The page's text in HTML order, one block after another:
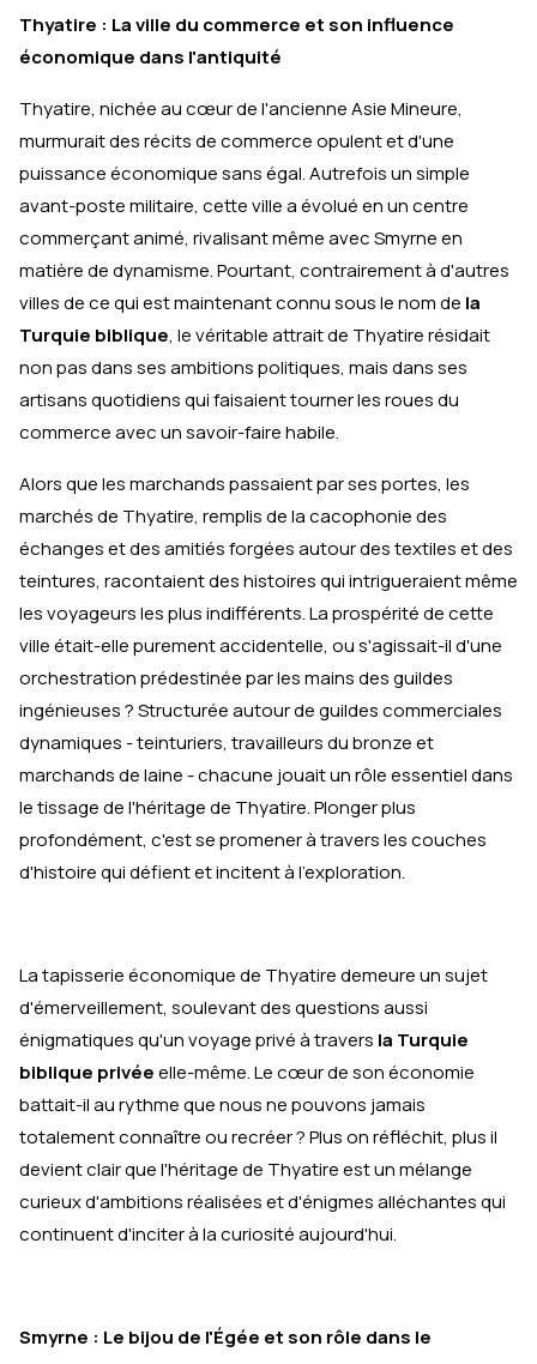
Thyatire : La ville du commerce et son influence
économique dans l'antiquité
Thyatire, nichée au cœur de l'ancienne Asie Mineure,
murmurait des récits de commerce opulent et d'une
puissance économique sans égal. Autrefois un simple
avant-poste militaire, cette ville a évolué en un centre
commerçant animé, rivalisant même avec Smyrne en
matière de dynamisme. Pourtant, contrairement à d'autres
villes de ce qui est maintenant connu sous le nom de la
Turquie biblique, le véritable attrait de Thyatire résidait
non pas dans ses ambitions politiques, mais dans ses
artisans quotidiens qui faisaient tourner les roues du
commerce avec un savoir-faire habile.
Alors que les marchands passaient par ses portes, les
marchés de Thyatire, remplis de la cacophonie des
échanges et des amitiés forgées autour des textiles et des
teintures, racontaient des histoires qui intrigueraient même
les voyageurs les plus indifférents. La prospérité de cette
ville était-elle purement accidentelle, ou s'agissait-il d'une
orchestration prédestinée par les mains des guildes
ingénieuses ? Structurée autour de guildes commerciales
dynamiques - teinturiers, travailleurs du bronze et
marchands de laine - chacune jouait un rôle essentiel dans
le tissage de l'héritage de Thyatire. Plonger plus
profondément, c'est se promener à travers les couches
d'histoire qui défient et incitent à l'exploration.
La tapisserie économique de Thyatire demeure un sujet
d'émerveillement, soulevant des questions aussi
énigmatiques qu'un voyage privé à travers la Turquie
biblique privéeelle-même. Le cœur de son économie
battait-il au rythme que nous ne pouvons jamais
totalement connaître ou recréer ? Plus on réfléchit, plus il
devient clair que l'héritage de Thyatire est un mélange
curieux d'ambitions réalisées et d'énigmes alléchantes qui
continuent d'inciter à la curiosité aujourd'hui.
Smyrne : Le bijou de l'Égée et son rôle dans le